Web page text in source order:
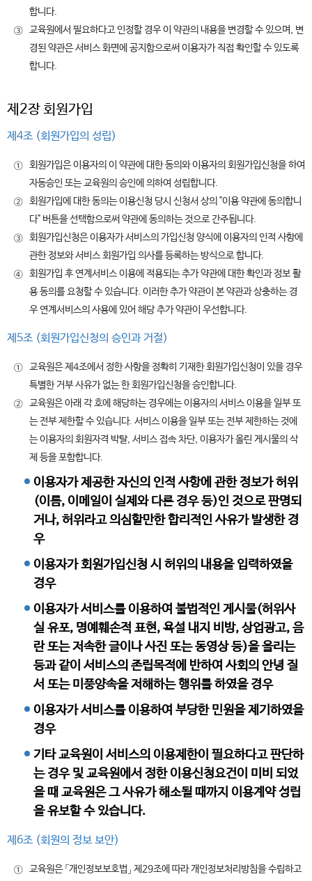
합니다.
③
교육원에서 필요하다고 인정할 경우 이 약관의 내용을 변경할 수 있으며, 변
경된 약관은 서비스 화면에 공지함으로써 이용자가 직접 확인할 수 있도록
합니다.
제2장 회원가입
제4조 (회원가입의 성립)
①
회원가입은 이용자의 이 약관에 대한 동의와 이용자의 회원가입신청을 하여
자동승인 또는 교육원의 승인에 의하여 성립합니다.
②
회원가입에 대한 동의는 이용신청 당시 신청서 상의 "이용 약관에 동의합니
다" 버튼을 선택함으로써 약관에 동의하는 것으로 간주됩니다.
③
회원가입신청은 이용자가 서비스의 가입신청 양식에 이용자의 인적 사항에
관한 정보와 서비스 회원가입 의사를 등록하는 방식으로 합니다.
④
회원가입 후 연계서비스 이용에 적용되는 추가 약관에 대한 확인과 정보 활
용 동의를 요청할 수 있습니다. 이러한 추가 약관이 본 약관과 상충하는 경
우 연계서비스의 사용에 있어 해당 추가 약관이 우선합니다.
제5조 (회원가입신청의 승인과 거절)
①
교육원은 제4조에서 정한 사항을 정확히 기재한 회원가입신청이 있을 경우
특별한 거부 사유가 없는 한 회원가입신청을 승인합니다.
②
교육원은 아래 각 호에 해당하는 경우에는 이용자의 서비스 이용을 일부 또
는 전부 제한할 수 있습니다. 서비스 이용을 일부 또는 전부 제한하는 것에
는 이용자의 회원자격 박탈, 서비스 접속 차단, 이용자가 올린 게시물의 삭
제 등을 포함합니다.
이용자가 제공한 자신의 인적 사항에 관한 정보가 허위
(이름, 이메일이 실제와 다른 경우 등)인 것으로 판명되
거나, 허위라고 의심할만한 합리적인 사유가 발생한 경
우
이용자가 회원가입신청 시 허위의 내용을 입력하였을
경우
이용자가 서비스를 이용하여 불법적인 게시물(허위사
실 유포, 명예훼손적 표현, 욕설 내지 비방, 상업광고, 음
란 또는 저속한 글이나 사진 또는 동영상 등)을 올리는
등과 같이 서비스의 존립목적에 반하여 사회의 안녕 질
서 또는 미풍양속을 저해하는 행위를 하였을 경우
이용자가 서비스를 이용하여 부당한 민원을 제기하였을
경우
기타 교육원이 서비스의 이용제한이 필요하다고 판단하
는 경우 및 교육원에서 정한 이용신청요건이 미비 되었
을 때 교육원은 그 사유가 해소될 때까지 이용계약 성립
을 유보할 수 있습니다.
제6조 (회원의 정보 보안)
①
교육원은 「개인정보보호법」 제29조에 따라 개인정보처리방침을 수립하고